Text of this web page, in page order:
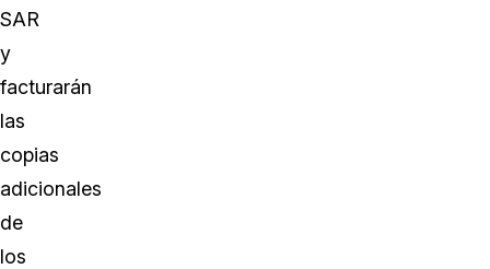
SAR
y
facturarán
las
copias
adicionales
de
los